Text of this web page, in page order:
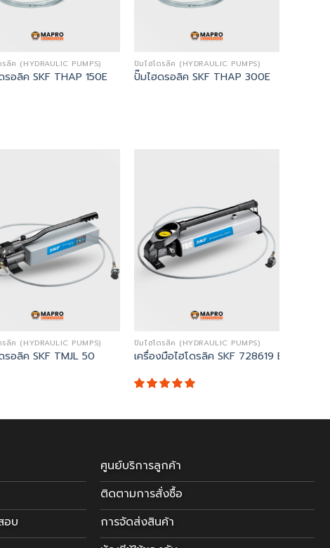
ลิค (HYDRAULIC PUMPS)
รอลิค SKF THAP 150E
ปั๊มไฮโดรลิค (HYDRAULIC PUMPS)
ปั๊มไฮดรอลิค SKF THAP 300E
ลิค (HYDRAULIC PUMPS)
รอลิค SKF TMJL 50
ปั๊มไฮโดรลิค (HYDRAULIC PUMPS)
เครื่องมือไฮโดรลิค SKF 728619 E
อบ
ศูนย์บริการลูกค้า
ติดตามการสั่งซื้อ
การจัดส่งสินค้า